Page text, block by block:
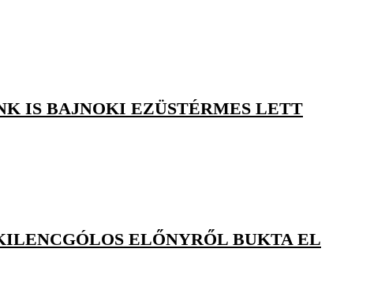
IS BAJNOKI EZÜSTÉRMES LETT
ELŐNYRŐL BUKTA EL